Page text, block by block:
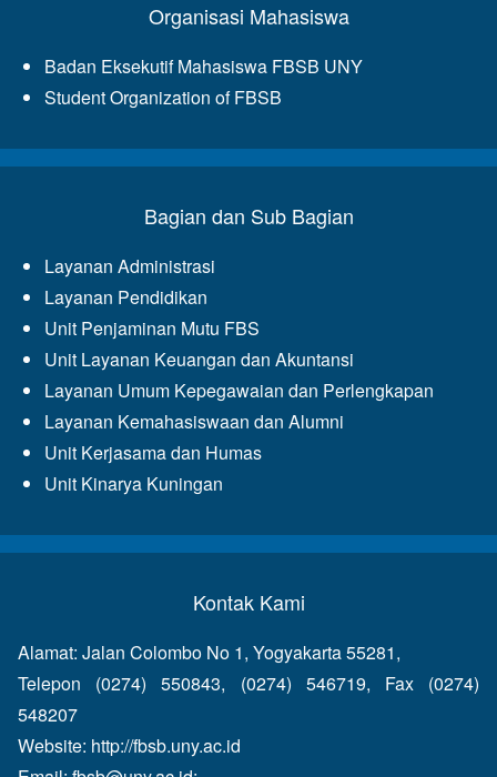
Organisasi Mahasiswa
Badan Eksekutif Mahasiswa FBSB UNY
Student Organization of FBSB
Bagian dan Sub Bagian
Layanan Administrasi
Layanan Pendidikan
Unit Penjaminan Mutu FBS
Unit Layanan Keuangan dan Akuntansi
Layanan Umum Kepegawaian dan Perlengkapan
Layanan Kemahasiswaan dan Alumni
Unit Kerjasama dan Humas
Unit Kinarya Kuningan
Kontak Kami
Alamat: Jalan Colombo No 1, Yogyakarta 55281,
Telepon (0274) 550843, (0274) 546719, Fax (0274)
548207
Website: http://fbsb.uny.ac.id